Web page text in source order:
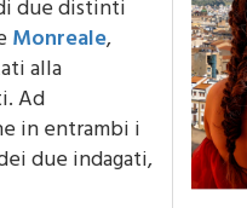
due distinti
Monreale,
alla
Ad
in entrambi i
due indagati,